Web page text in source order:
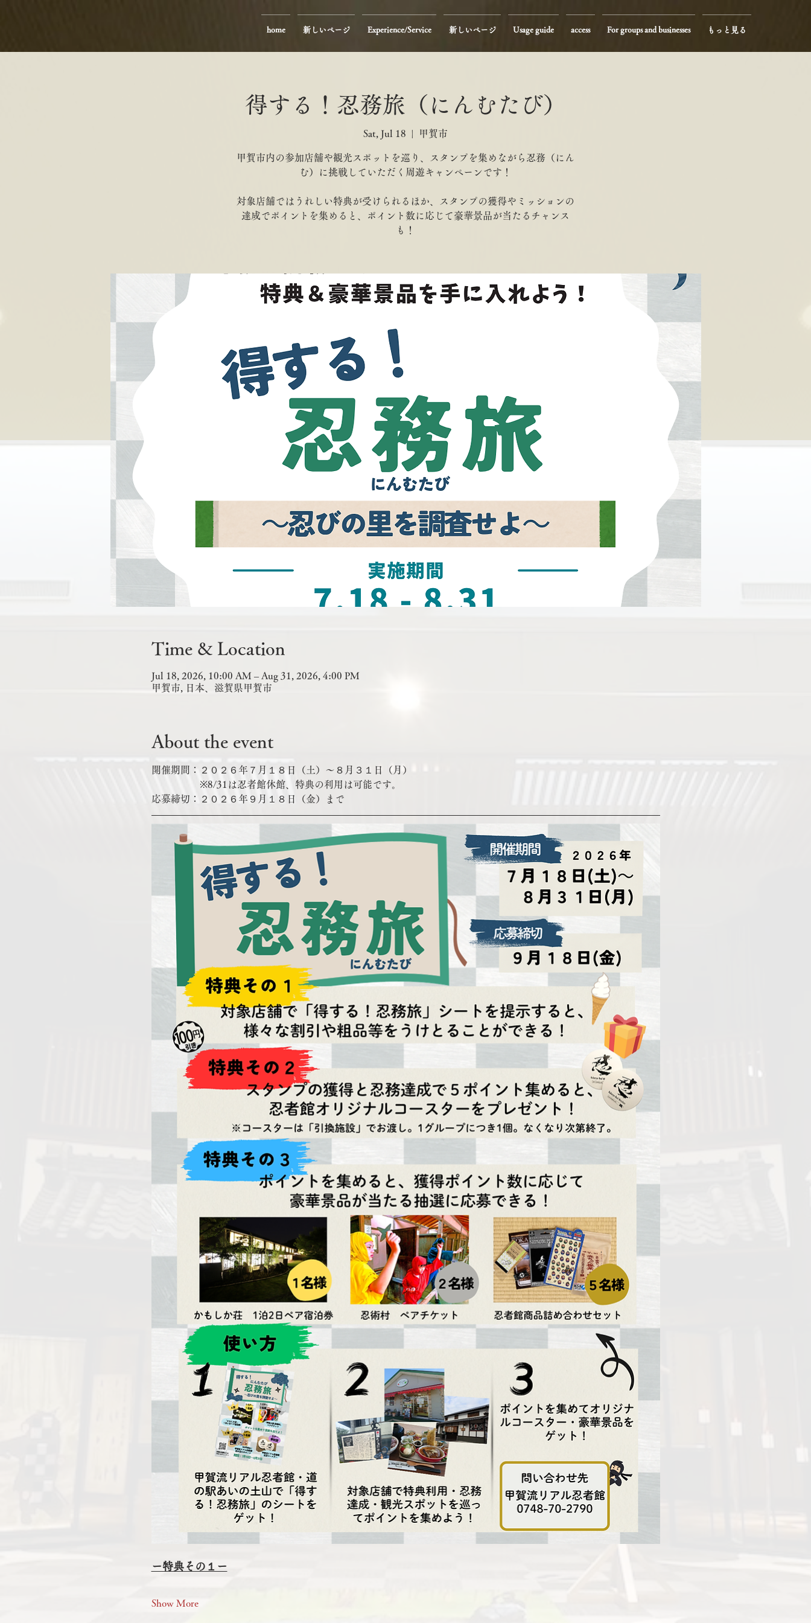
home 新しいページ Experience/Service 新しいページ Usage guide access For groups and businesses もっと見る
得する！忍務旅（にんむたび）
Sat, Jul 18 甲賀市
甲賀市内の参加店舗や観光スポットを巡り、スタンプを集めながら忍務（にん
む）に挑戦していただく周遊キャンペーンです！
対象店舗ではうれしい特典が受けられるほか、スタンプの獲得やミッションの
達成でポイントを集めると、ポイント数に応じて豪華景品が当たるチャンス
も！
Time & Location
Jul 18, 2026, 10:00 AM – Aug 31, 2026, 4:00 PM
甲賀市, 日本、滋賀県甲賀市
About the event
開催期間：２０２６年７月１８日（土）～８月３１日（月）
※8/31は忍者館休館、特典の利用は可能です。
応募締切：２０２６年９月１８日（金）まで
ー特典その１ー
Show More